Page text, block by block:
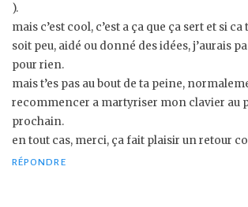
).
mais c’est cool, c’est a ça que ça sert et si
soit peu, aidé ou donné des idées, j’aurais
pour rien.
mais t’es pas au bout de ta peine,
recommencer a martyriser mon clavier au
prochain.
en tout cas, merci, ça fait plaisir un retour
RÉPONDRE